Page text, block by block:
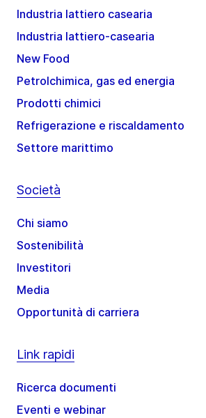
Industria lattiero casearia
Industria lattiero-casearia
New Food
Petrolchimica, gas ed energia
Prodotti chimici
Refrigerazione e riscaldamento
Settore marittimo
Società
Chi siamo
Sostenibilità
Investitori
Media
Opportunità di carriera
Link rapidi
Ricerca documenti
Eventi e webinar